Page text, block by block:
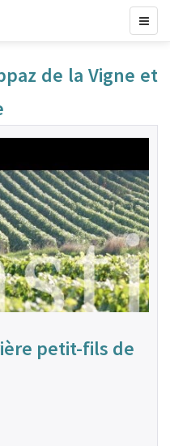
de la Vigne et
petit-fils de